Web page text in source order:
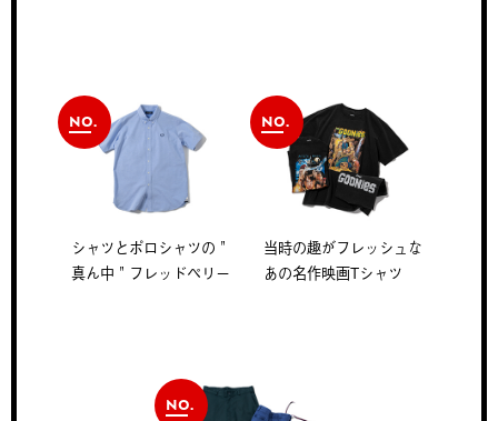
NO.
シャツとポロシャツの＂
真ん中＂フレッドペリー
NO.
当時の趣がフレッシュな
あの名作映画Tシャツ
NO.